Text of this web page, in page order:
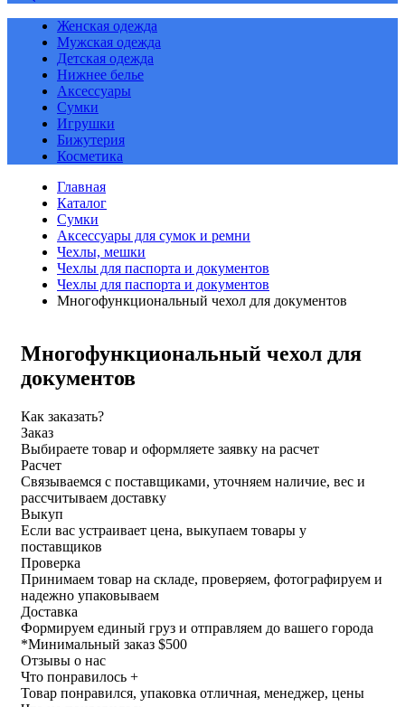
Женская одежда
Мужская одежда
Детская одежда
Нижнее белье
Аксессуары
Сумки
Игрушки
Бижутерия
Косметика
Главная
Каталог
Сумки
Аксессуары для сумок и ремни
Чехлы, мешки
Чехлы для паспорта и документов
Чехлы для паспорта и документов
Многофункциональный чехол для документов
Многофункциональный чехол для
документов
Как заказать?
Заказ
Выбираете товар и оформляете заявку на расчет
Расчет
Связываемся с поставщиками, уточняем наличие, вес и
рассчитываем доставку
Выкуп
Если вас устраивает цена, выкупаем товары у
поставщиков
Проверка
Принимаем товар на складе, проверяем, фотографируем и
надежно упаковываем
Доставка
Формируем единый груз и отправляем до вашего города
*Минимальный заказ $500
Отзывы о нас
Что понравилось +
Товар понравился, упаковка отличная, менеджер, цены